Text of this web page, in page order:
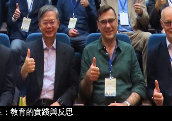
教育的實踐與反思
教育的實踐與反思